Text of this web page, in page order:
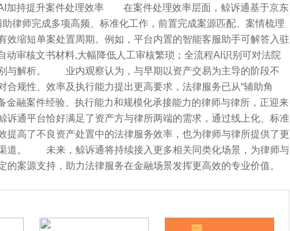
持提升案件处理效率 在案件处理效率层面，鲸诉通基于京东
律师完成多项高频、标准化工作，前置完成案源匹配、案情梳理
效缩短单案处置周期。例如，平台内置的智能客服助手可解答入驻
动审核文书材料,大幅降低人工审核繁琐；全流程AI识别可对法院
与解析。 业内观察认为，与早期以资产交易为主导的阶段不
合规性、效率及执行能力提出更高要求，法律服务已从“辅助角
金融案件经验、执行能力和规模化承接能力的律师与律所，正迎来
诉通平台恰好满足了资产方与律所两端的需求，通过线上化、标准
提高了不良资产处置中的法律服务效率，也为律师与律所提供了更
道。 未来，鲸诉通将持续接入更多相关同类化场景，为律师与
的案源支持，助力法律服务在金融场景发挥更高效的专业价值。